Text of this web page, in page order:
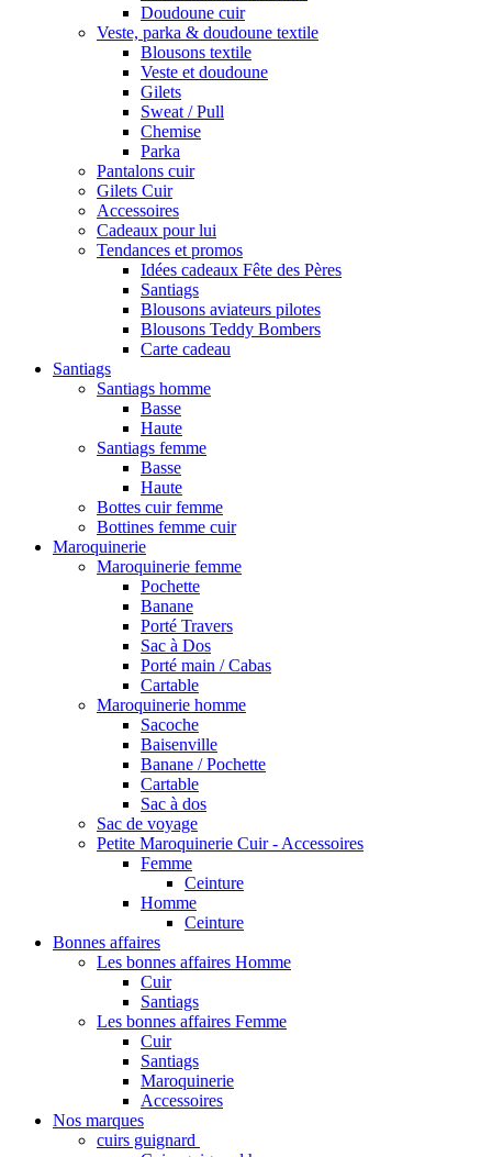
Doudoune cuir
Veste, parka & doudoune textile
Blousons textile
Veste et doudoune
Gilets
Sweat / Pull
Chemise
Parka
Pantalons cuir
Gilets Cuir
Accessoires
Cadeaux pour lui
Tendances et promos
Idées cadeaux Fête des Pères
Santiags
Blousons aviateurs pilotes
Blousons Teddy Bombers
Carte cadeau
Santiags
Santiags homme
Basse
Haute
Santiags femme
Basse
Haute
Bottes cuir femme
Bottines femme cuir
Maroquinerie
Maroquinerie femme
Pochette
Banane
Porté Travers
Sac à Dos
Porté main / Cabas
Cartable
Maroquinerie homme
Sacoche
Baisenville
Banane / Pochette
Cartable
Sac à dos
Sac de voyage
Petite Maroquinerie Cuir - Accessoires
Femme
Ceinture
Homme
Ceinture
Bonnes affaires
Les bonnes affaires Homme
Cuir
Santiags
Les bonnes affaires Femme
Cuir
Santiags
Maroquinerie
Accessoires
Nos marques
cuirs guignard